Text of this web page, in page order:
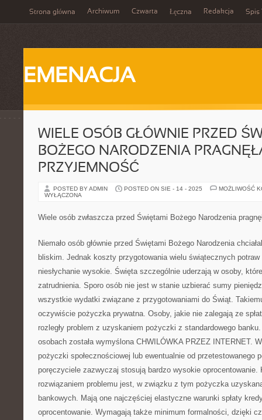
Strona główna Archiwum Czwarta Łęczna Redakcja Spis
EMENACJA
WIELE OSÓB GŁÓWNIE PRZED
BOŻEGO NARODZENIA
PRZYJEMNOŚĆ
POSTED BY ADMIN POSTED ON SIE - 14 - 2025
MOŻLIWOŚĆ
WYŁĄCZONA
Wiele osób zwłaszcza przed Świętami Bożego Narodzenia
Niemało osób głównie przed Świętami Bożego Narodzenia
bliskim. Jednak koszty przygotowania wielu świątecznych
niesłychanie wysokie. Święta szczególnie uderzają w osoby,
zatrudnienia. Sporo osób nie jest w stanie uzbierać sumy
wszystkie wydatki związane z przygotowaniami do Świąt.
oczywiście pożyczka prywatna. Osoby, jakie nie zalegają ze
rozległy problem z uzyskaniem pożyczki z standardowego
osobach została wymyślona CHWILÓWKA PRZEZ INTERNET.
pożyczki społecznościowej lub ewentualnie od przetestowanego
poręczyciele zazwyczaj stosują bardzo wysokie oprocentowanie.
rozwiązaniem problemu jest, w związku z tym pożyczka
bankowych. Mają one najczęściej elastyczne warunki spłaty
oprocentowanie. Wymagają także minimum formalności, dzięki